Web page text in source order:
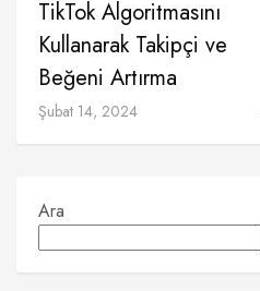
TikTok Algoritmasını
Kullanarak Takipçi ve
Beğeni Artırma
Şubat 14, 2024
Ara